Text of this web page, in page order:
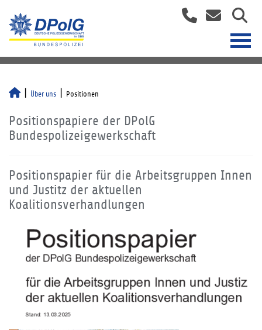
Über uns Positionen
Positionspapiere der DPolG
Bundespolizeigewerkschaft
Positionspapier für die Arbeitsgruppen Innen
und Justitz der aktuellen
Koalitionsverhandlungen